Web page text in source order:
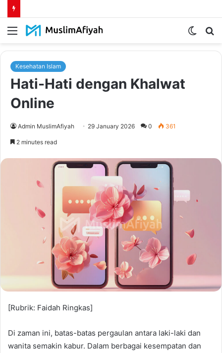
Menu
Switch
Kesehatan Islam
Hati-Hati dengan Khalwat
Online
Admin MuslimAfiyah 29 January 2026 0 361
2 minutes read
[Rubrik: Faidah Ringkas]
Di zaman ini, batas-batas pergaulan antara laki-laki dan
wanita semakin kabur. Dalam berbagai kesempatan dan